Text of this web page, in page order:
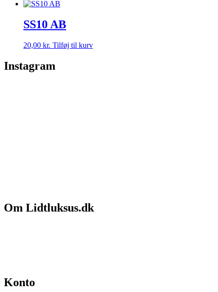
SS10 AB
20,00 kr. Tilføj til kurv
Instagram
Om Lidtluksus.dk
Konto